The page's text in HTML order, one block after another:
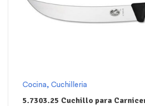
Cocina, Cuchilleria
5.7303.25 Cuchillo para